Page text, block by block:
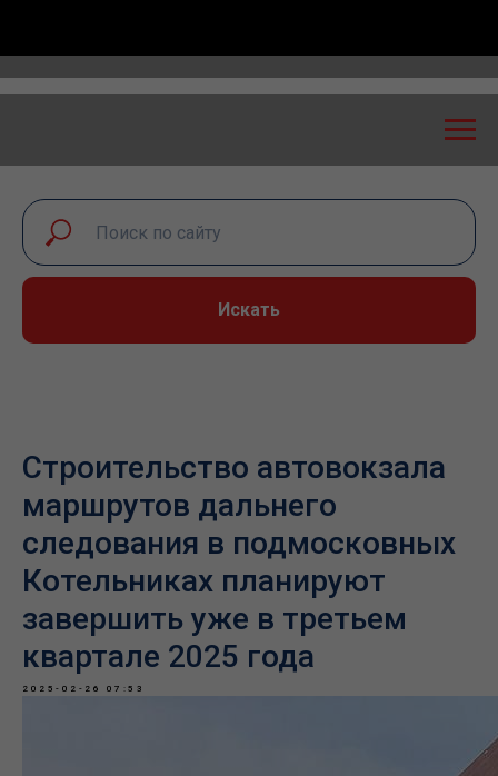
Искать
Строительство автовокзала
маршрутов дальнего
следования в подмосковных
Котельниках планируют
завершить уже в третьем
квартале 2025 года
2025-02-26 07:53